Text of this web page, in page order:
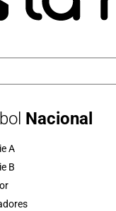
Nacional
A
B